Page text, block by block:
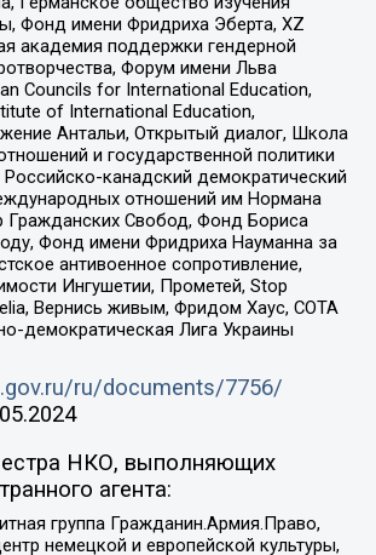
Фонд имени Фридриха Эберта, XZ
академия поддержки гендерной
Форум имени Льва
Councils for International Education,
of International Education,
Антальи, Открытый диалог, Школа
и государственной политики
канадский демократический
отношений им Нормана
Гражданских Свобод, Фонд Бориса
Фонд имени Фридриха Науманна за
антивоенное сопротивление,
Ингушетии, Прометей, Stop
Вернись живым, Фридом Хаус, СОТА
демократическая Лига Украины
ru/documents/7756/
НКО, выполняющих
агента:
группа Гражданин.Армия.Право,
немецкой и европейской культуры,